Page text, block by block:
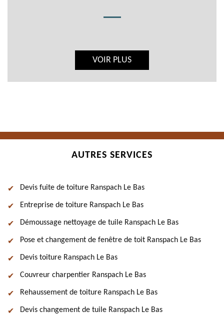
VOIR PLUS
AUTRES SERVICES
Devis fuite de toiture Ranspach Le Bas
Entreprise de toiture Ranspach Le Bas
Démoussage nettoyage de tuile Ranspach Le Bas
Pose et changement de fenêtre de toit Ranspach Le Bas
Devis toiture Ranspach Le Bas
Couvreur charpentier Ranspach Le Bas
Rehaussement de toiture Ranspach Le Bas
Devis changement de tuile Ranspach Le Bas